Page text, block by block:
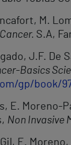
M.
S.A,
J.F.
Basics
gp/book/
E.
Non Invasive
E.